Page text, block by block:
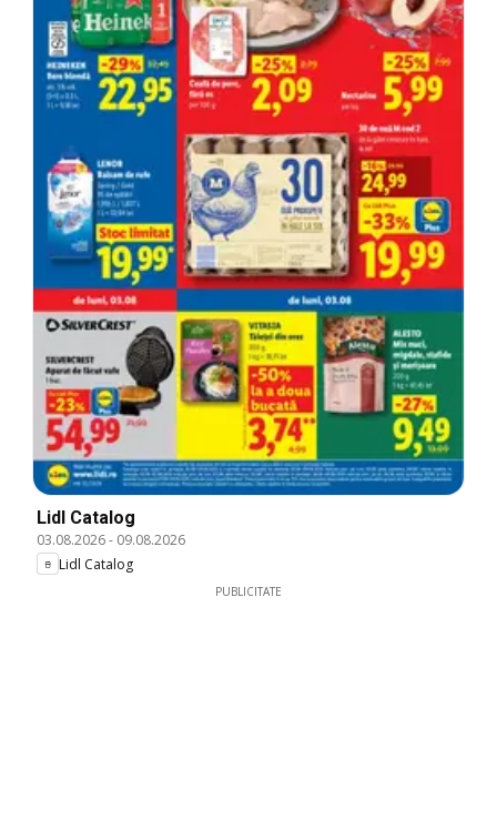
Lidl Catalog
03.08.2026- 09.08.2026
Lidl Catalog
PUBLICITATE